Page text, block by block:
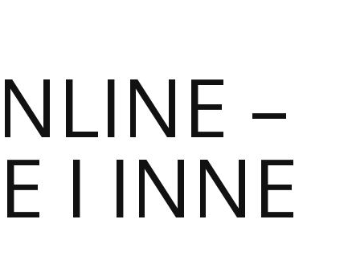
–
I INNE